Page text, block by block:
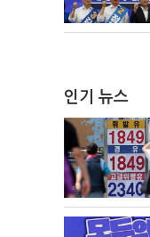
인기 뉴스